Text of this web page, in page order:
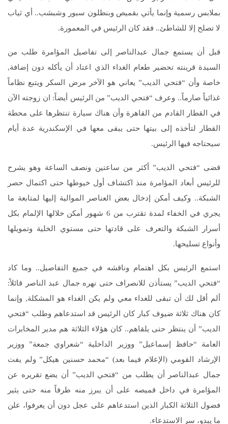
بملابس رسمية وإنما يأتي بقميص وبنطلون سبور وشبشب‏..‏ أي ثياب
لا تصلح إلا للشاطئ‏..‏ فقد كان الرئيس في المعمورة‏.‏
قبل أن يستمع جمال عبدالناصر إلى تفاصيل المؤامرة طلب من
السيدة قرينته تحضير طعام الغداء الذي اعتاد أن يأكله دون إضافة‏,‏
خاصة وأن “فتحي الديب” يعاني هو الآخر مرض السكر ويتبع نظاماً
غذائياً صارماً..‏ وعرف “فتحي الديب” من الرئيس أيضاً:‏ ان زوجته الآن
في القطار القادم من القاهرة وأن هناك سيارة تنتظرها على محطة
القطار لتأخذه إلى بيتها حتى يبقى معها في الإسكندرية عدة أيام
سيحتاجه فيها الرئيس‏.‏
قضى “فتحي الديب” أكثر من ساعتين ونصف الساعة وهو يشرح
للرئيس أبعاد المؤامرة منذ اكتشاف أول خيوطها حتى اكتمال حصر
الشبكة‏..‏ وكيف أمكن إدخال بعض العناصر الموالية إليها لمتابعة ما
يجري في الخفاء لمدة تقترب من ‏6 شهور أمكن خلالها الإلمام بكل
أسرار الشبكة والتعرف على قادتها حتى مستوي الخلية وتمويلها
وأنواع تسليحها‏.‏
استمع الرئيس بكل اهتمام وناقشه في جميع التفاصيل‏..‏ وما كاد
“فتحي الديب” يستأذن للانصراف حتى نهره جمال عبد الناصر قائلاً:‏
ألم أقل لك أن تبقى للغداء معي ولم يكن الغداء هو المشكلة‏,‏ وإنما
كان هناك ثلاثة ضيوف كبار كان الرئيس قد استدعاهم وطلب “فتحي
الديب” أن ينتظر حتى يلقاهم‏..‏ كان هؤلاء الثلاثة هم مدير المخابرات
العامة “حافظ إسماعيل” ووزير الداخلية “شعراوي جمعة” ووزير
الإرشاد القومي‏ (‏الإعلام فيما بعد‏)‏ “محمد حسنين هيكل” ولم يفت
جمال عبدالناصر أن يطلب من “فتحي الديب” أن يضع تقريره عن
المؤامرة في داخل قميصه على أن يبرز منه طرفاً منه حتى يثير
فضول الثلاثة الكبار الذين استدعاهم على عجل دون أن يعرفوا، علن
ما يبدو، سر الاستدعاء‏.‏